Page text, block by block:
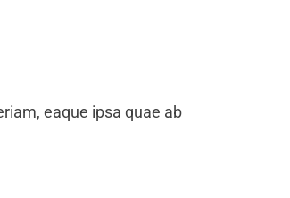
eaque ipsa quae ab